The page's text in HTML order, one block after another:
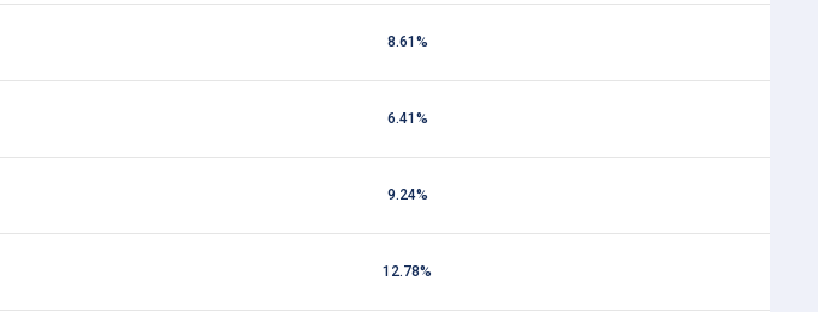
8.61%
6.41%
9.24%
12.78%